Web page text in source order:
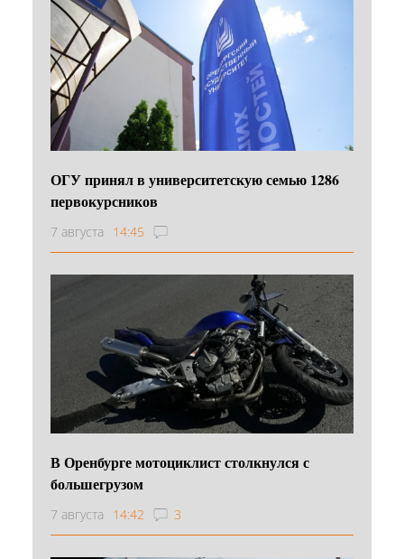
ОГУ принял в университетскую семью 1286
первокурсников
7 августа 14:45
В Оренбурге мотоциклист столкнулся с
большегрузом
7 августа 14:42 3